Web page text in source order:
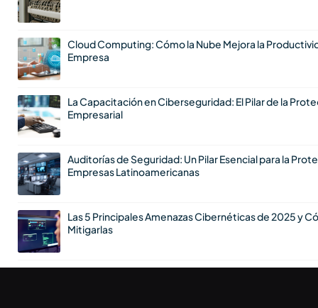
Cloud Computing: Cómo la Nube Mejora la
Empresa
La Capacitación en Ciberseguridad: El Pilar de la
Empresarial
Auditorías de Seguridad: Un Pilar Esencial para la
Empresas Latinoamericanas
Las 5 Principales Amenazas Cibernéticas de 2025 y
Mitigarlas